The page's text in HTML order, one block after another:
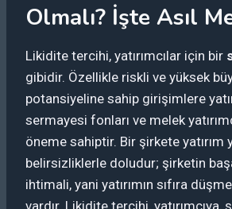
Olmalı? İşte Asıl
Likidite tercihi, yatırımcılar için bir
gibidir. Özellikle riskli ve yüksek
potansiyeline sahip girişimlere
sermayesi fonları ve melek
öneme sahiptir. Bir şirkete yatırım
belirsizliklerle doludur; şirketin
ihtimali, yani yatırımın sıfıra
vardır. Likidite tercihi, yatırımcıya,